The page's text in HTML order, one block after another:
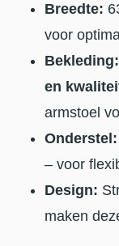
Breedte:
voor
Bekleding:
en
armstoel
Onderstel:
– voor
Design:
maken